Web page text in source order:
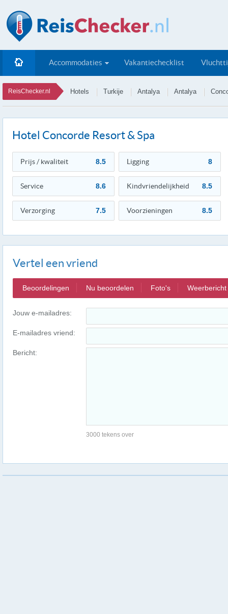
Accommodaties Vakantiechecklist
ReisChecker.nl Hotels Turkije Antalya Antalya
Hotel Concorde Resort & Spa
Prijs / kwaliteit 8.5 Ligging 8
Service 8.6 Kindvriendelijkheid 8.5
Verzorging 7.5 Voorzieningen 8.5
Vertel een vriend
Beoordelingen Nu beoordelen Foto's Weerbericht
Jouw e-mailadres:
E-mailadres vriend:
Bericht:
3000 tekens over